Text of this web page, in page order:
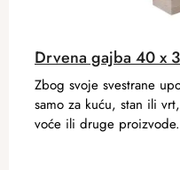
Drvena gajba 40 x
Zbog svoje svestrane
samo za kuću, stan ili
voće ili druge proizvode.